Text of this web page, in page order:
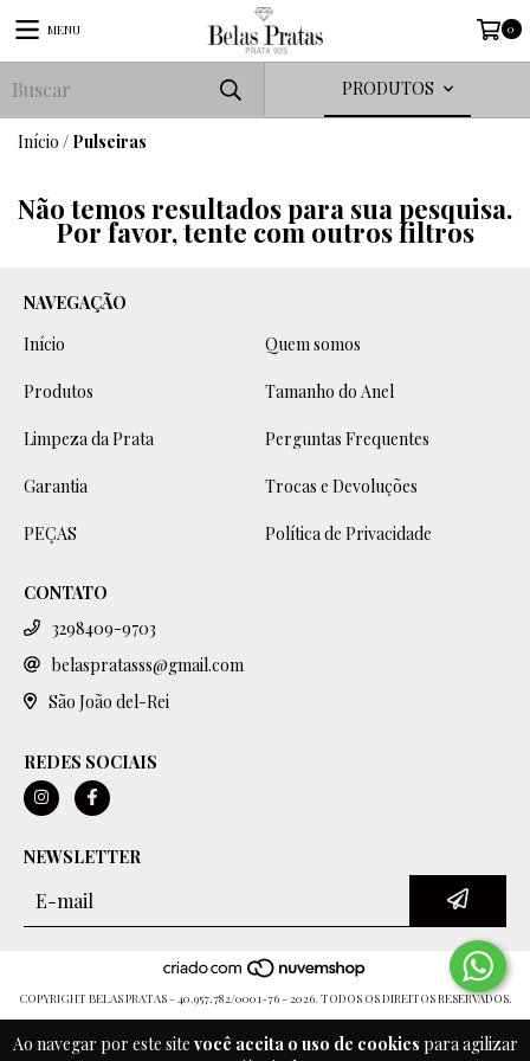
Ao navegar por este site você aceita o uso de cookies para agilizar
MENU 0
PRODUTOS
Início / Pulseiras
Não temos resultados para sua pesquisa.
Por favor, tente com outros filtros
NAVEGAÇÃO
Início
Quem somos
Produtos Tamanho do Anel
Limpeza da Prata Perguntas Frequentes
Garantia Trocas e Devoluções
PEÇAS Política de Privacidade
CONTATO
3298409-9703
belaspratasss@gmail.com
São João del-Rei
REDES SOCIAIS
NEWSLETTER
COPYRIGHT BELAS PRATAS - 40.957.782/0001-76 - 2026. TODOS OS DIREITOS RESERVADOS.